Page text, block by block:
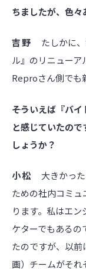
ちましたが、色
吉野 たしかに
ル』のリニューア
Reproさん側でも
――そういえば『バ
と感じていたの
しょうか？
小松 大きかっ
ための社内コミ
ります。私はエ
ケターでもあるの
たのですが、以
画）チームがそれ